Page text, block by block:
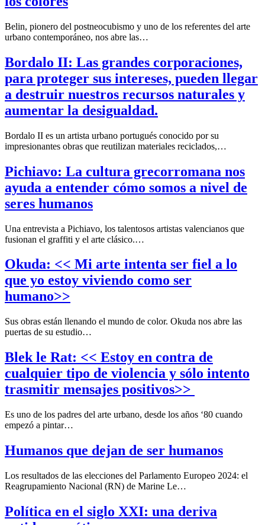
Belin, pionero del postneocubismo y uno de los referentes del arte
urbano contemporáneo, nos abre las…
Bordalo II: Las grandes corporaciones,
para proteger sus intereses, pueden llegar
a destruir nuestros recursos naturales y
aumentar la desigualdad.
Bordalo II es un artista urbano portugués conocido por su
impresionantes obras que reutilizan materiales reciclados,…
Pichiavo: La cultura grecorromana nos
ayuda a entender cómo somos a nivel de
seres humanos
Una entrevista a Pichiavo, los talentosos artistas valencianos que
fusionan el graffiti y el arte clásico.…
Okuda: << Mi arte intenta ser fiel a lo
que yo estoy viviendo como ser
humano>>
Sus obras están llenando el mundo de color. Okuda nos abre las
puertas de su estudio…
Blek le Rat: << Estoy en contra de
cualquier tipo de violencia y sólo intento
trasmitir mensajes positivos>>
Es uno de los padres del arte urbano, desde los años ‘80 cuando
empezó a pintar…
Humanos que dejan de ser humanos
Los resultados de las elecciones del Parlamento Europeo 2024: el
Reagrupamiento Nacional (RN) de Marine Le…
Política en el siglo XXI: una deriva